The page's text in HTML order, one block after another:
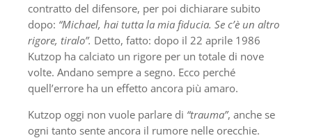
contratto del difensore, per poi dichiarare subito
dopo: “Michael, hai tutta la mia fiducia. Se c’è un altro
rigore, tiralo”. Detto, fatto: dopo il 22 aprile 1986
Kutzop ha calciato un rigore per un totale di nove
volte. Andano sempre a segno. Ecco perché
quell’errore ha un effetto ancora più amaro.
Kutzop oggi non vuole parlare di “trauma”, anche se
ogni tanto sente ancora il rumore nelle orecchie.